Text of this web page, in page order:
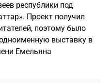
республики под
Проект получил
поэтому было
выставку в
Емельяна